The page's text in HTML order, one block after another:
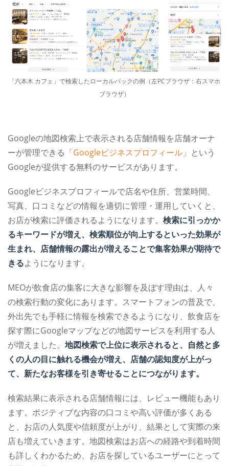
「六本木 カフェ」で検索したローカルパックの例（左PCブラウザ：右スマホ
ブラウザ）
Googleの地図検索上で表示される店舗情報を店舗オーナ
ーが管理できる「Googleビジネスプロフィール 」という
Googleが提供する無料のサービスがあります。
Googleビジネスプロフィールで店名や住所、営業時間、
写真、口コミなどの情報を適切に管理・運用していくと、
お店が検索に評価されるようになります。 検索に引っかか
るキーワードが増え、検索順位が向上するといった効果が
生まれ、店舗情報の露出が増えることで集客効果が期待で
きるようになります。
MEOが飲食店の集客に大きな影響を及ぼす理由は、人々
の検索行動の変化にあります。スマートフォンの普及で、
外出先でも手軽に情報を検索できるようになり、飲食店を
探す際にGoogleマップなどの地図サービスを利用する人
が増えました。 地図検索で上位に表示されると、自然と多
くの人の目に触れる機会が増え、店舗の認知度が上がっ
て、新たなお客様を引き寄せることにつながります。
検索結果に表示される店舗情報には、レビュー機能もあり
ます。ポジティブな内容の口コミや高い評価が多くある
と、お店の人気度や信頼度が上がり、結果として実際の来
店も増えていきます。地図検索はお店への経路や到着時間
も詳しくわかるため、お店を探しているユーザーにとって